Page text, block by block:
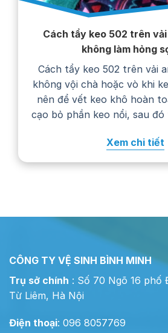
Cách tẩy keo 502 trên
không làm hỏng
Cách tẩy keo 502 trên vải
không vội chà hoặc vò khi
nên để vết keo khô hoàn
cạo bỏ phần keo nổi, sau
Cách xử lý cụ thể
Xem chi tiết
CÔNG TY VỆ SINH BÌNH MINH
Trụ sở chính : Số 70 Ngõ 16 phố
Từ Liêm, Hà Nội
Điện thoại: 096 8057769